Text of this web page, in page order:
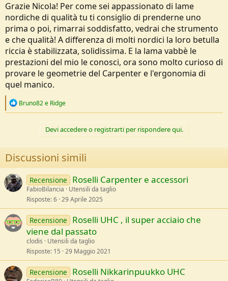
Grazie Nicola! Per come sei appassionato di lame
nordiche di qualità tu ti consiglio di prenderne uno
prima o poi, rimarrai soddisfatto, vedrai che strumento
e che qualità! A differenza di molti nordici la loro betulla
riccia è stabilizzata, solidissima. E la lama vabbè le
prestazioni del mio le conosci, ora sono molto curioso di
provare le geometrie del Carpenter e l'ergonomia di
quel manico.
R
n
s
:
Bruno82e Ridge
Devi accedere o registrarti per rispondere qui.
Discussioni simili
Recensione Roselli Carpenter e accessori
FabioBilancia
Utensili da taglio
Risposte 6 29 Aprile 2025
Recensione
Roselli UHC , il super acciaio che
viene dal passato
clodis
Utensili da taglio
Risposte 15 29 Maggio 2021
Recensione Roselli Nikkarinpuukko UHC